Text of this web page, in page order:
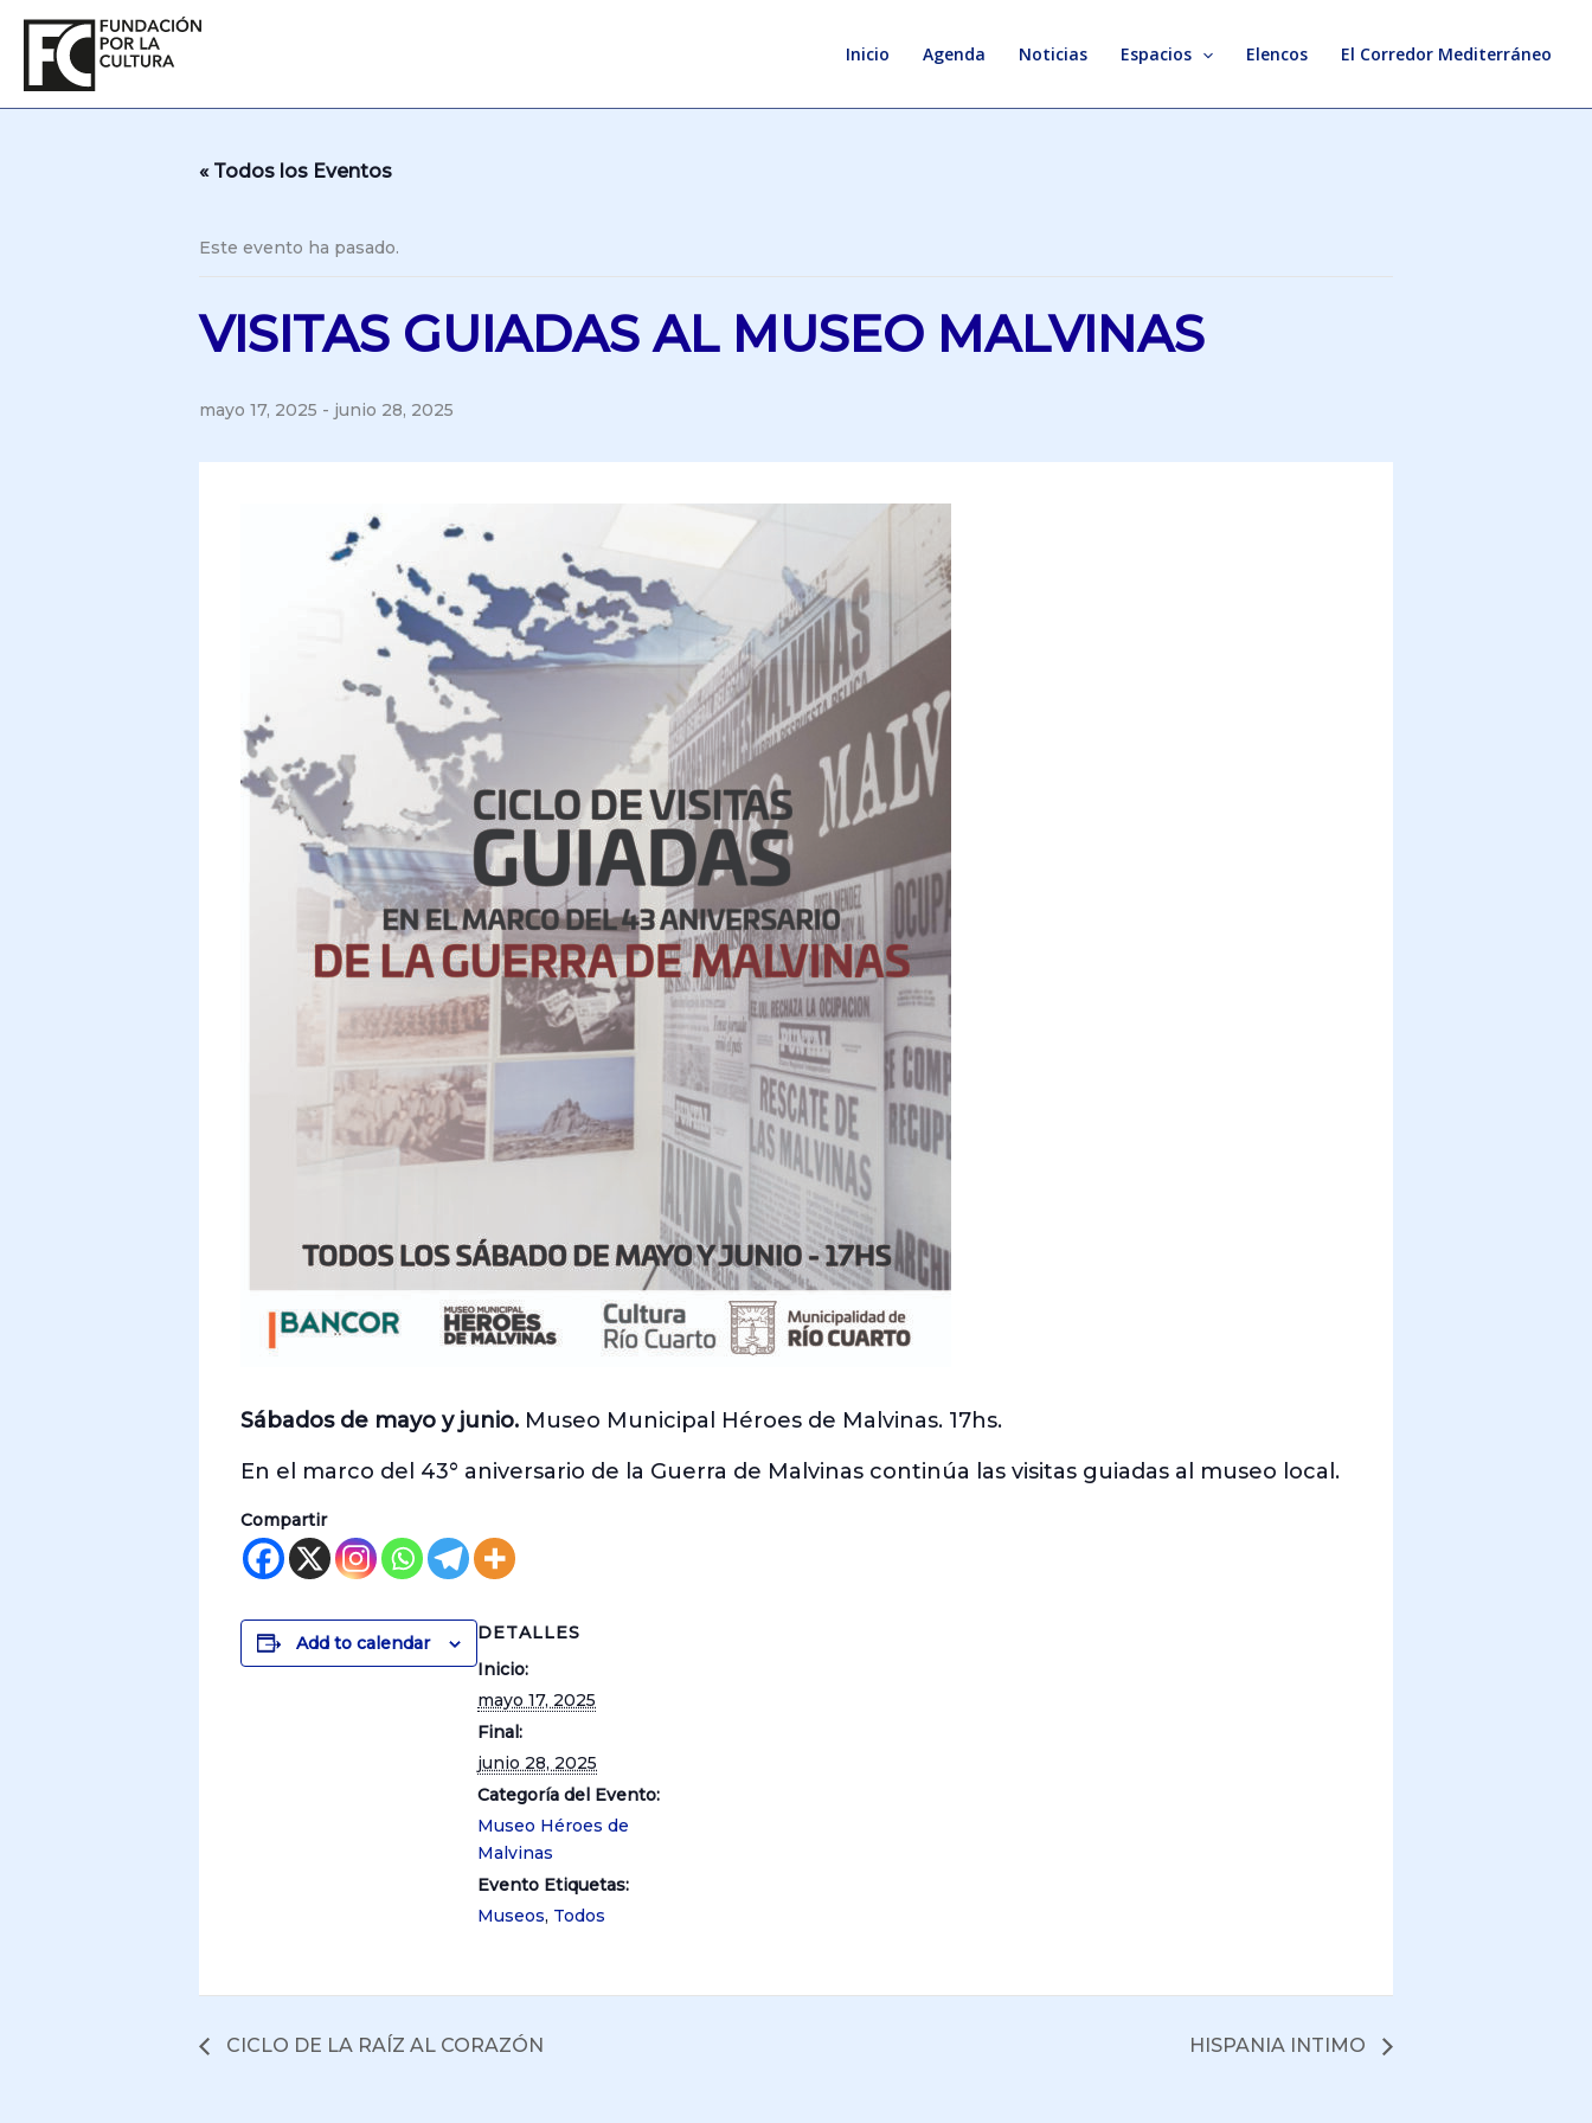
contenido
Inicio Agenda Noticias Espacios Elencos El Corredor Mediterráneo
« Todos los Eventos
Este evento ha pasado.
VISITAS GUIADAS AL MUSEO MALVINAS
mayo 17, 2025 - junio 28, 2025
Sábados de mayo y junio. Museo Municipal Héroes de Malvinas. 17hs.
En el marco del 43° aniversario de la Guerra de Malvinas continúa las visitas guiadas al museo local.
Compartir
Add to calendar
DETALLES
Inicio:
mayo 17, 2025
Final:
junio 28, 2025
Categoría del Evento:
Museo Héroes de
Malvinas
Evento Etiquetas:
Museos, Todos
CICLO DE LA RAÍZ AL CORAZÓN HISPANIA INTIMO